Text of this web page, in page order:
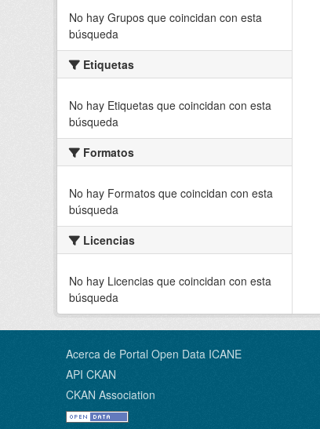
No hay Grupos que coincidan con esta
búsqueda
Etiquetas
No hay Etiquetas que coincidan con esta
búsqueda
Formatos
No hay Formatos que coincidan con esta
búsqueda
Licencias
No hay Licencias que coincidan con esta
búsqueda
Acerca de Portal Open Data ICANE
API CKAN
CKAN Association